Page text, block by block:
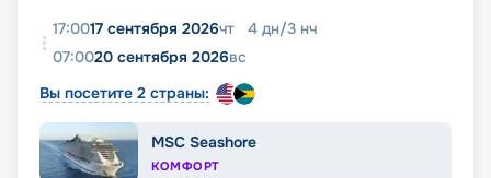
17:0017 сентября 2026чт 4 дн/3 нч
07:0020 сентября 2026вс
Вы посетите 2 страны:
MSC Seashore
КОМФОРТ